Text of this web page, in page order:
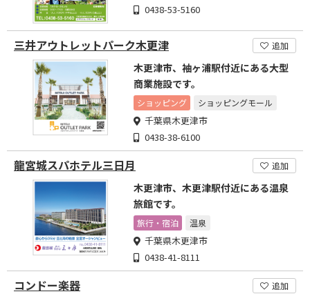
0438-53-5160
三井アウトレットパーク木更津 追加
木更津市、袖ヶ浦駅付近にある大型
商業施設です。
ショッピング ショッピングモール
千葉県木更津市
0438-38-6100
龍宮城スパホテル三日月 追加
木更津市、木更津駅付近にある温泉
旅館です。
旅行・宿泊 温泉
千葉県木更津市
0438-41-8111
コンドー楽器
追加